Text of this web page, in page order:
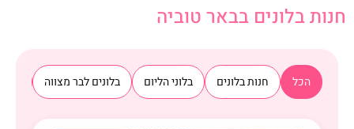
חנות בלונים בבאר טוביה
הכל חנות בלונים בלוני הליום בלונים לבר מצווה